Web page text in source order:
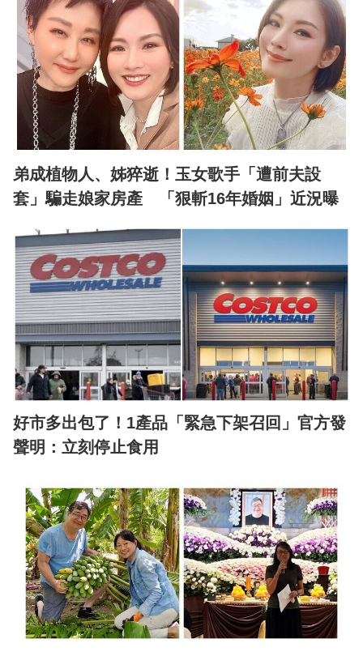
弟成植物人、姊猝逝！玉女歌手「遭前夫設
套」騙走娘家房產 「狠斬16年婚姻」近況曝
好市多出包了！1產品「緊急下架召回」官方發
聲明：立刻停止食用